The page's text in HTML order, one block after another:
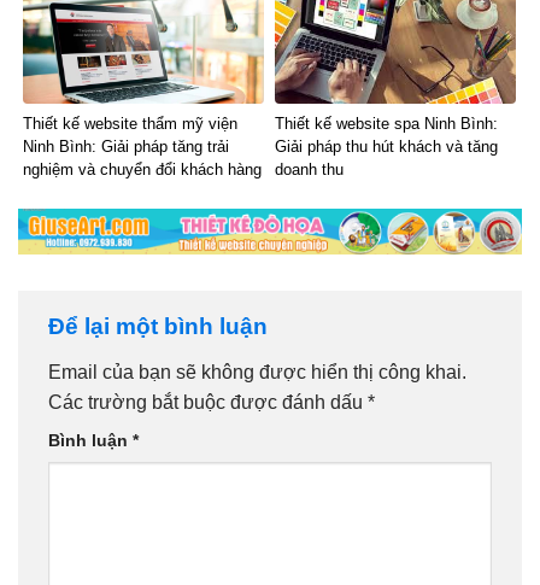
Thiết kế website thẩm mỹ viện
Ninh Bình: Giải pháp tăng trải
nghiệm và chuyển đổi khách hàng
Thiết kế website spa Ninh Bình:
Giải pháp thu hút khách và tăng
doanh thu
Để lại một bình luận
Email của bạn sẽ không được hiển thị công khai.
Các trường bắt buộc được đánh dấu *
Bình luận *